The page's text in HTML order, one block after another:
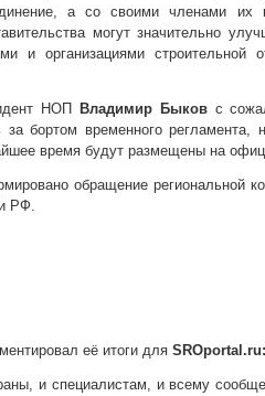
а со своими членами их
могут значительно
и организациями строительной
НОП Владимир Быковс
бортом временного регламента,
время будут размещены на
обращение региональной
РФ.
её итоги для SROportal.ru:
и специалистам, и всему